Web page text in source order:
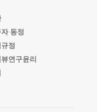
동정
정
연구윤리